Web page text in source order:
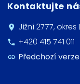
Kontaktujte
Jižní 2777,
+420 415 741 011
Předchozí